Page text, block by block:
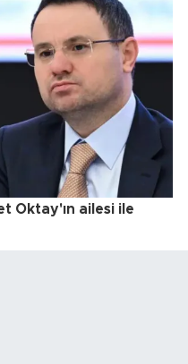
Oktay'ın ailesi ile